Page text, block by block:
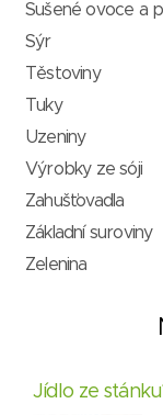
Sušené ovoce a
Sýr
Těstoviny
Tuky
Uzeniny
Výrobky ze sóji
Zahušťovadla
Základní suroviny
Zelenina
Jídlo ze